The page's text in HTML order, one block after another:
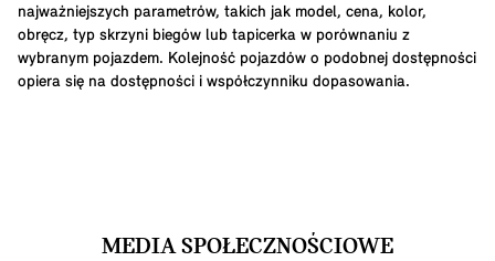
najważniejszych parametrów, takich jak model, cena, kolor,
obręcz, typ skrzyni biegów lub tapicerka w porównaniu z
wybranym pojazdem. Kolejność pojazdów o podobnej dostępności
opiera się na dostępności i współczynniku dopasowania.
MEDIA SPOŁECZNOŚCIOWE